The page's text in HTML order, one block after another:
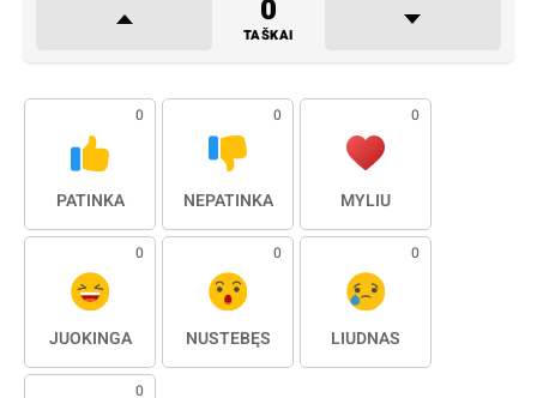
0
TAŠKAI
0
PATINKA
0
NEPATINKA
0
MYLIU
0
JUOKINGA
0
NUSTEBĘS
0
LIŪDNAS
0